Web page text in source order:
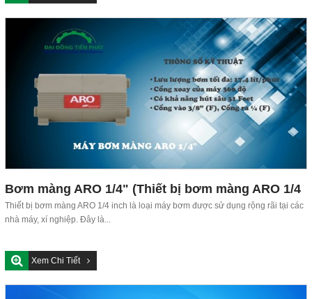
Bơm màng ARO 1/4" (Thiết bị bơm màng ARO 1/4
inch)
Thiết bị bơm màng ARO 1/4 inch là loại máy bơm được sử dụng rộng rãi tại các
nhà máy, xí nghiệp. Đây là...
Xem Chi Tiết